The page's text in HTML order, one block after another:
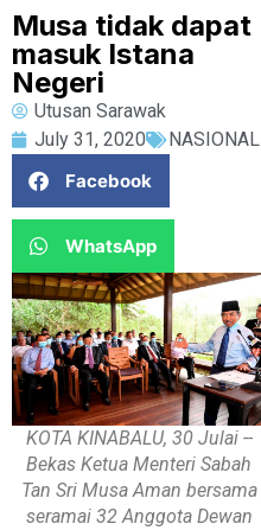
Musa tidak dapat
masuk Istana
Negeri
Utusan Sarawak
July 31, 2020
NASIONAL
Facebook
WhatsApp
KOTA KINABALU, 30 Julai --
Bekas Ketua Menteri Sabah
Tan Sri Musa Aman bersama
seramai 32 Anggota Dewan